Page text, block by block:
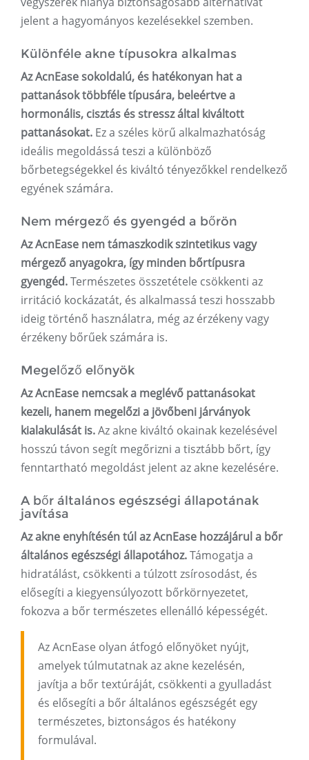
jelent a hagyományos kezelésekkel szemben.
Különféle akne típusokra alkalmas
Az AcnEase sokoldalú, és hatékonyan hat a
pattanások többféle típusára, beleértve a
hormonális, cisztás és stressz által kiváltott
pattanásokat. Ez a széles körű alkalmazhatóság
ideális megoldássá teszi a különböző
bőrbetegségekkel és kiváltó tényezőkkel rendelkező
egyének számára.
Nem mérgező és gyengéd a bőrön
Az AcnEase nem támaszkodik szintetikus vagy
mérgező anyagokra, így minden bőrtípusra
gyengéd.Természetes összetétele csökkenti az
irritáció kockázatát, és alkalmassá teszi hosszabb
ideig történő használatra, még az érzékeny vagy
érzékeny bőrűek számára is.
Megelőző előnyök
Az AcnEase nemcsak a meglévő pattanásokat
kezeli, hanem megelőzi a jövőbeni járványok
kialakulását is.Az akne kiváltó okainak kezelésével
hosszú távon segít megőrizni a tisztább bőrt, így
fenntartható megoldást jelent az akne kezelésére.
A bőr általános egészségi állapotának
javítása
Az akne enyhítésén túl az AcnEase hozzájárul a bőr
általános egészségi állapotához.Támogatja a
hidratálást, csökkenti a túlzott zsírosodást, és
elősegíti a kiegyensúlyozott bőrkörnyezetet,
fokozva a bőr természetes ellenálló képességét.
Az AcnEase olyan átfogó előnyöket nyújt,
amelyek túlmutatnak az akne kezelésén,
javítja a bőr textúráját, csökkenti a gyulladást
és elősegíti a bőr általános egészségét egy
természetes, biztonságos és hatékony
formulával.